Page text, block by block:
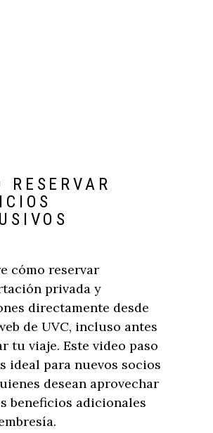
RESERVAR
cómo reservar
privada y
directamente desde
de UVC, incluso antes
tu viaje. Este video paso
ideal para nuevos socios
desean aprovechar
beneficios adicionales